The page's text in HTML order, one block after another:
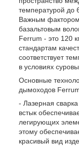
температурой до
Важным фактором
базальтовым
Ferrum - это 120
стандартам
соответствует
в условиях
Основные
дымоходов
- Лазерная
встык
легирующих
этому
красивый вид